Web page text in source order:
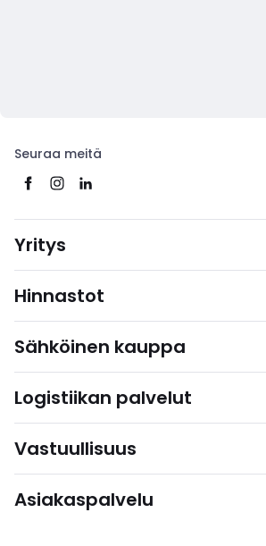
Seuraa meitä
Yritys
Hinnastot
Sähköinen kauppa
Logistiikan palvelut
Vastuullisuus
Asiakaspalvelu